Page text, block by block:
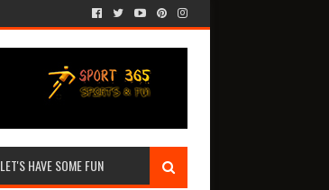
LET'S HAVE SOME FUN